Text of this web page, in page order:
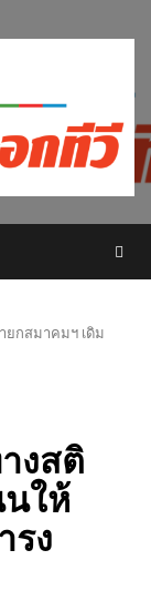
กสมาคมฯ เดิม
งสติ
ให้
รง